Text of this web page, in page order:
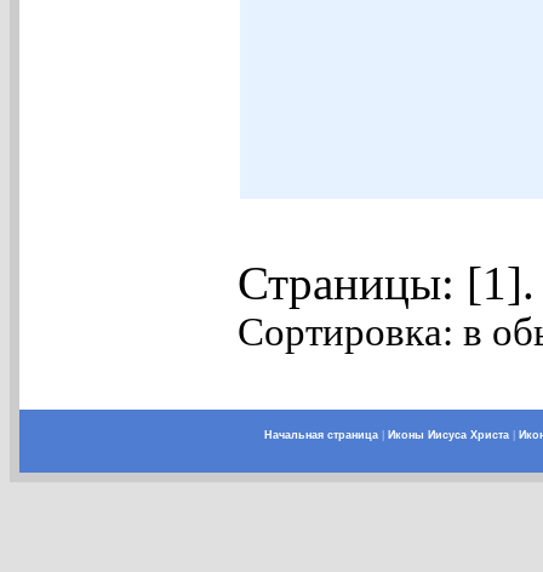
Страницы:
Сортировка: в
Начальная страница| Иконы Иисуса Христа|